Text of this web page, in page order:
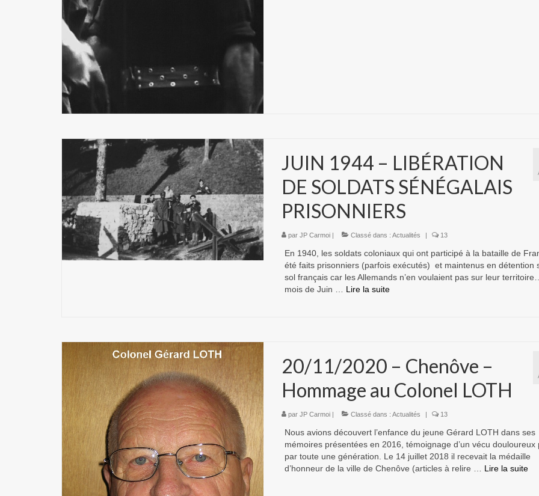
JUIN 1944 – LIBÉRATION
DE SOLDATS SÉNÉGALAIS
PRISONNIERS
par JP Carmoi| Classé dans : Actualités | 13
En 1940, les soldats coloniaux qui ont participé à la bataille de
été faits prisonniers (parfois exécutés) et maintenus en détention
sol français car les Allemands n’en voulaient pas sur leur
mois de Juin … Lire la suite­­
20/11/2020 – Chenôve –
Hommage au Colonel LOTH
par JP Carmoi| Classé dans : Actualités | 13
Nous avions découvert l’enfance du jeune Gérard LOTH dans ses
mémoires présentées en 2016, témoignage d’un vécu douloureux
par toute une génération. Le 14 juillet 2018 il recevait la médaille
d’honneur de la ville de Chenôve (articles à relire … Lire la suite­­